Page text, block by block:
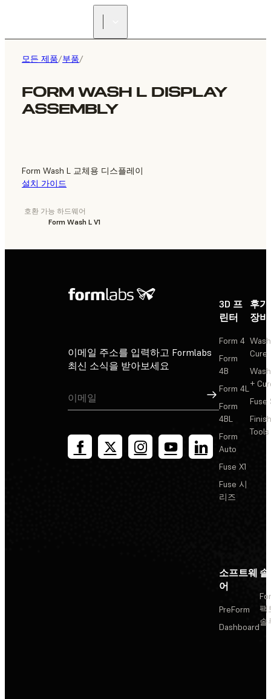
모든 제품/부품/
FORM WASH L DISPLAY
ASSEMBLY
Form Wash L 교체용 디스플레이
설치 가이드
호환 가능 하드웨어
Form Wash L V1
이메일 주소를 입력하고 Formlabs
최신 소식을 받아보세요
가입
3D 프
린터
Form 4
Form
4B
Form 4L
Form
4BL
Form
Auto
Fuse X1
Fuse 시
리즈
후
장비
Cure
+
Fuse
Tools
소프트웨
어
PreForm
Dashboard
팩
솔